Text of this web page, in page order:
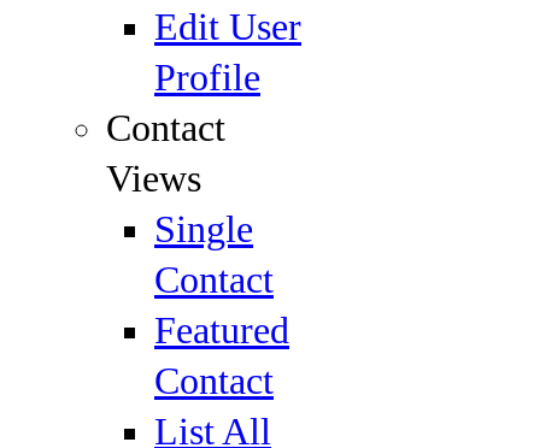
Edit User
Profile
Contact
Views
Single
Contact
Featured
Contact
List All